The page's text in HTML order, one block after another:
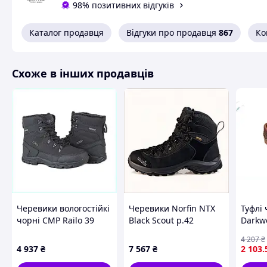
Матеріал верху -
Підошва -
Розміри
40-26 см
41-27
98% позитивних відгуків
Каталог продавця Відгуки про продавця 867
Схоже в інших продавців
Черевики вологостійкі
чорні CMP Railo 39
4 937 ₴
Черевики Norfin NTX
Black Scout p.42
E6715705E
7 567 ₴
Туфлі
2 103
4 207₴